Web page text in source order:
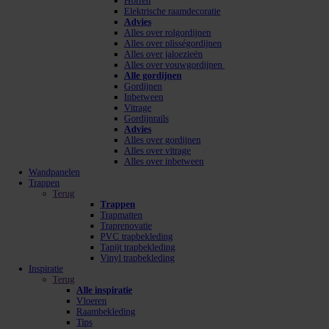
Elektrische raamdecoratie
Advies
Alles over rolgordijnen
Alles over plisségordijnen
Alles over jaloezieën
Alles over vouwgordijnen
Alle gordijnen
Gordijnen
Inbetween
Vitrage
Gordijnrails
Advies
Alles over gordijnen
Alles over vitrage
Alles over inbetween
Wandpanelen
Trappen
Terug
Trappen
Trapmatten
Traprenovatie
PVC trapbekleding
Tapijt trapbekleding
Vinyl trapbekleding
Inspiratie
Terug
Alle inspiratie
Vloeren
Raambekleding
Tips